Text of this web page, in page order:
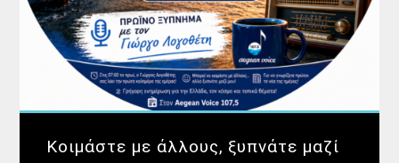
Κοιμάστε με άλλους, ξυπνάτε μαζί